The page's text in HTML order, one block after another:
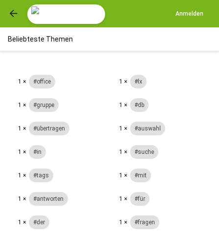
Anmelden
Beliebteste Themen
1 × office 1 × lx
1 × gruppe 1 × db
1 × übertragen 1 × auswahl
1 × in 1 × suche
1 × tags 1 × mit
1 × antworten 1 × für
1 × der 1 × fragen